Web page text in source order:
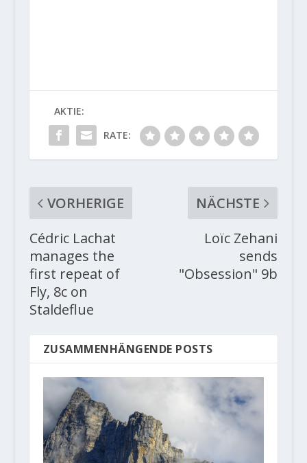
AKTIE:
RATE:
VORHERIGE
Cédric Lachat
manages the
first repeat of
Fly, 8c on
Staldeflue
NÄCHSTE
Loïc Zehani
sends
"Obsession" 9b
ZUSAMMENHÄNGENDE POSTS